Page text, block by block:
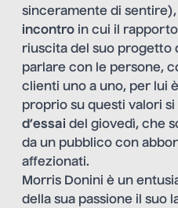
sinceramente di sentire),
incontro in cui il
riuscita del suo progetto
parlare con le persone,
clienti uno a uno, per lui
proprio su questi valori si
d’essai del giovedì, che
da un pubblico con
affezionati.
Morris Donini è un
della sua passione il suo